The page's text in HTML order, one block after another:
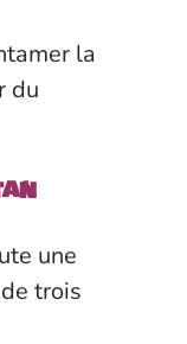
la
du
une
trois